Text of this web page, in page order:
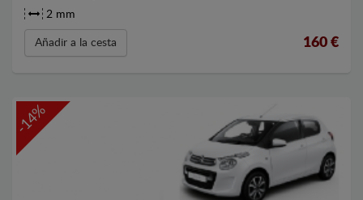
2 mm
Añadir a la cesta 160 €
-14%